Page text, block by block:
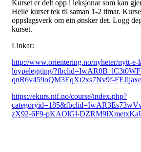
Kurset er delt opp i leksjonar som kan
Heile kurset tek til saman 1-2 timar.
oppslagsverk om ein ønsker det. Logg
kurset.
Linkar:
http://www.orientering.no/nyheter/nytt-e-
loypelegging/
qnR6v459oQM3EqXt2xs7Nv9f-
https://ekurs.nif.no/course/index.php?
zX92-6F9-pKAOlGl-